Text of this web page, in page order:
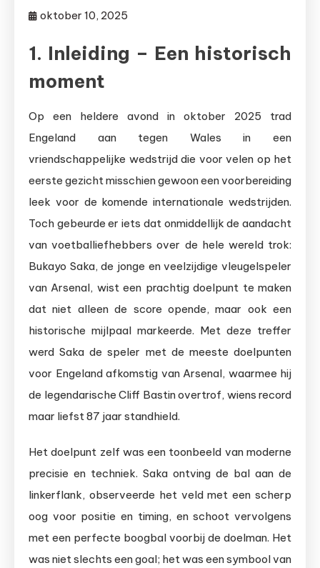
oktober 10, 2025
1. Inleiding – Een historisch
moment
Op een heldere avond in oktober 2025 trad
Engeland aan tegen Wales in een
vriendschappelijke wedstrijd die voor velen op het
eerste gezicht misschien gewoon een voorbereiding
leek voor de komende internationale wedstrijden.
Toch gebeurde er iets dat onmiddellijk de aandacht
van voetballiefhebbers over de hele wereld trok:
Bukayo Saka, de jonge en veelzijdige vleugelspeler
van Arsenal, wist een prachtig doelpunt te maken
dat niet alleen de score opende, maar ook een
historische mijlpaal markeerde. Met deze treffer
werd Saka de speler met de meeste doelpunten
voor Engeland afkomstig van Arsenal, waarmee hij
de legendarische Cliff Bastin overtrof, wiens record
maar liefst 87 jaar standhield.
Het doelpunt zelf was een toonbeeld van moderne
precisie en techniek. Saka ontving de bal aan de
linkerflank, observeerde het veld met een scherp
oog voor positie en timing, en schoot vervolgens
met een perfecte boogbal voorbij de doelman. Het
was niet slechts een goal; het was een symbool van